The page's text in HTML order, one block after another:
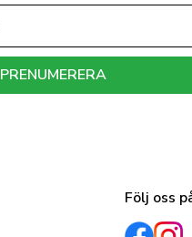
Följ oss
PRENUMERERA